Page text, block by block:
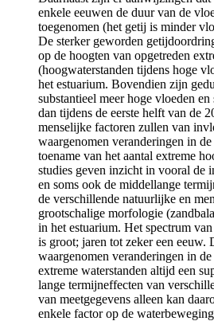
enkele eeuwen de duur van de
toegenomen (het getij is minder
De sterker geworden
op de hoogten van opgetreden
(hoogwaterstanden tijdens hoge
het estuarium. Bovendien zijn
substantieel meer hoge vloeden
dan tijdens de eerste helft van de
menselijke factoren zullen van
waargenomen veranderingen in
toename van het aantal extreme
studies geven inzicht in vooral de
en soms ook de middellange
de verschillende natuurlijke en
grootschalige morfologie
in het estuarium. Het spectrum
is groot; jaren tot zeker een eeuw.
waargenomen veranderingen in
extreme waterstanden altijd een
lange termijneffecten van
van meetgegevens alleen kan
enkele factor op de